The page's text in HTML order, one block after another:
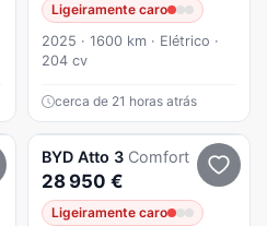
Ligeiramente caro
2025 · 1600 km · Elétrico ·
204 cv
cerca de 21 horas atrás
BYD Atto 3 Comfort
28 950 €
Ligeiramente caro